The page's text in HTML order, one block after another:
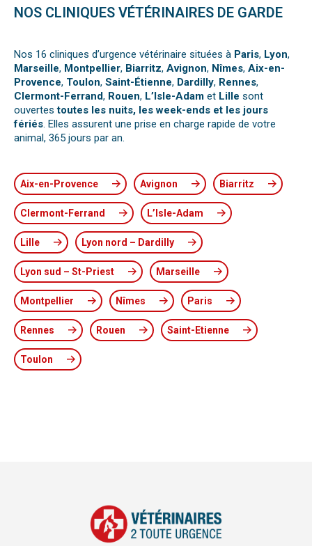
NOS CLINIQUES VÉTÉRINAIRES DE GARDE
Nos 16 cliniques d’urgence vétérinaire situées à Paris, Lyon,
Marseille, Montpellier, Biarritz, Avignon, Nîmes, Aix-en-
Provence, Toulon, Saint-Étienne, Dardilly, Rennes,
Clermont-Ferrand, Rouen, L’Isle-Adam et Lille sont
ouvertestoutes les nuits, les week-ends et les jours
fériés. Elles assurent une prise en charge rapide de votre
animal, 365 jours par an.
Aix-en-Provence Avignon Biarritz
Clermont-Ferrand L’Isle-Adam
Lille Lyon nord – Dardilly
Lyon sud – St-Priest Marseille
Montpellier Nîmes Paris
Rennes Rouen Saint-Etienne
Toulon